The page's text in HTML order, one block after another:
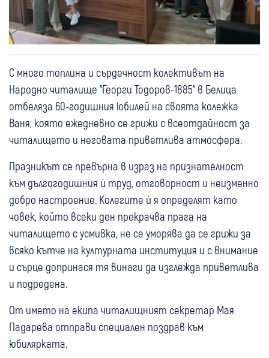
С много топлина и сърдечност колективът на
Народно читалище “Георги Тодоров-1885“ в Белица
отбеляза 60-годишния юбилей на своята колежка
Ваня, която ежедневно се грижи с всеотдайност за
читалището и неговата приветлива атмосфера.
Празникът се превърна в израз на признателност
към дългогодишния ѝ труд, отговорност и неизменно
добро настроение. Колегите ѝ я определят като
човек, който всеки ден прекрачва прага на
читалището с усмивка, не се уморява да се грижи за
всяко кътче на културната институция и с внимание
и сърце допринася тя винаги да изглежда приветлива
и подредена.
От името на екипа читалищният секретар Мая
Падарева отправи специален поздрав към
юбилярката.